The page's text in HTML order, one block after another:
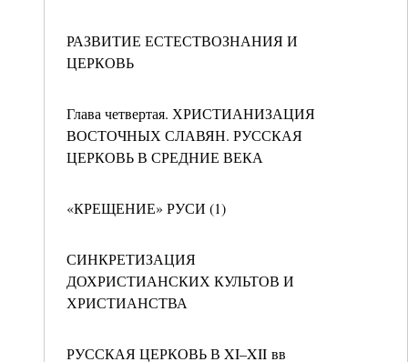
РАЗВИТИЕ ЕСТЕСТВОЗНАНИЯ И
ЦЕРКОВЬ
Глава четвертая. ХРИСТИАНИЗАЦИЯ
ВОСТОЧНЫХ СЛАВЯН. РУССКАЯ
ЦЕРКОВЬ В СРЕДНИЕ ВЕКА
«КРЕЩЕНИЕ» РУСИ (1)
СИНКРЕТИЗАЦИЯ
ДОХРИСТИАНСКИХ КУЛЬТОВ И
ХРИСТИАНСТВА
РУССКАЯ ЦЕРКОВЬ В XI–XII вв